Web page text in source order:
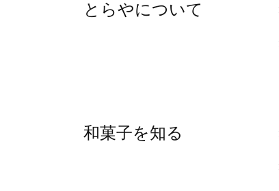
とらやについて
和菓子を知る